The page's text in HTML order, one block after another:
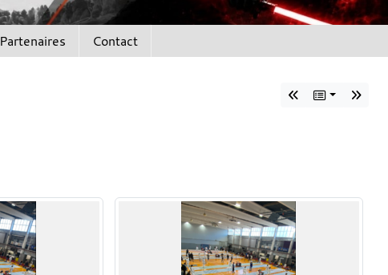
Partenaires Contact